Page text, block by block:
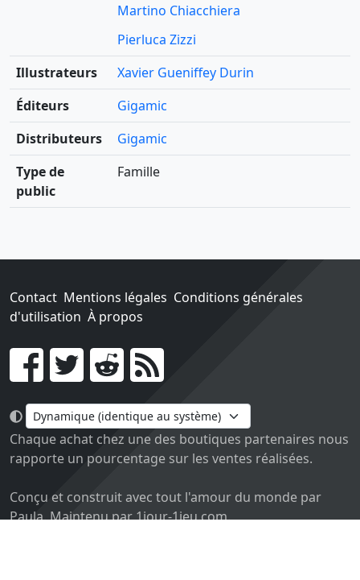
Martino Chiacchiera
Pierluca Zizzi
Illustrateurs
Xavier Gueniffey Durin
Éditeurs
Gigamic
Distributeurs
Gigamic
Type de
public
Famille
Contact Mentions légales Conditions générales
d'utilisation À propos
Go !
Chaque achat chez une des boutiques partenaires nous
rapporte un pourcentage sur les ventes réalisées.
Conçu et construit avec tout l'amour du monde par
Paula. Maintenu par 1jour-1jeu.com.